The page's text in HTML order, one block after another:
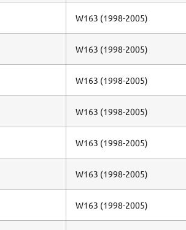
W163 (1998-2005)
W163 (1998-2005)
W163 (1998-2005)
W163 (1998-2005)
W163 (1998-2005)
W163 (1998-2005)
W163 (1998-2005)